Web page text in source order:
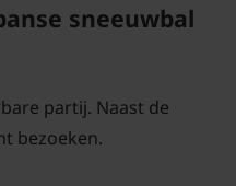
sneeuwbal
partij. Naast de
bezoeken.